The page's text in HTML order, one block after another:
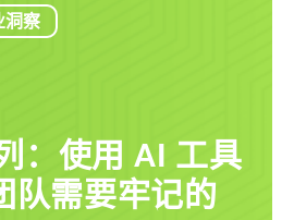
洞察
：使用 AI 工具
队需要牢记的